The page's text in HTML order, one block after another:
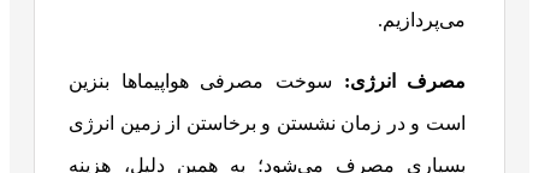
می‌پردازیم.
مصرف انرژی: سوخت مصرفی هواپیماها بنزین
است و در زمان نشستن و برخاستن از زمین انرژی
بسیاری مصرف می‌شود؛ به همین دلیل، هزینه